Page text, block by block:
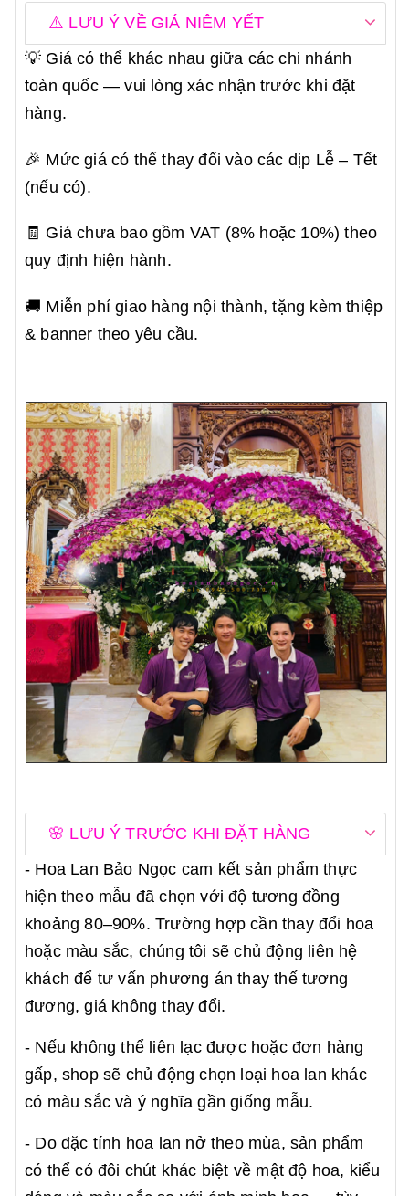
⚠️ LƯU Ý VỀ GIÁ NIÊM YẾT
💡 Giá có thể khác nhau giữa các chi nhánh
toàn quốc — vui lòng xác nhận trước khi đặt
hàng.
🎉 Mức giá có thể thay đổi vào các dịp Lễ – Tết
(nếu có).
🧾 Giá chưa bao gồm VAT (8% hoặc 10%) theo
quy định hiện hành.
🚚 Miễn phí giao hàng nội thành, tặng kèm thiệp
& banner theo yêu cầu.
🌸 LƯU Ý TRƯỚC KHI ĐẶT HÀNG
- Hoa Lan Bảo Ngọc cam kết sản phẩm thực
hiện theo mẫu đã chọn với độ tương đồng
khoảng 80–90%. Trường hợp cần thay đổi hoa
hoặc màu sắc, chúng tôi sẽ chủ động liên hệ
khách để tư vấn phương án thay thế tương
đương, giá không thay đổi.
- Nếu không thể liên lạc được hoặc đơn hàng
gấp, shop sẽ chủ động chọn loại hoa lan khác
có màu sắc và ý nghĩa gần giống mẫu.
- Do đặc tính hoa lan nở theo mùa, sản phẩm
có thể có đôi chút khác biệt về mật độ hoa, kiểu